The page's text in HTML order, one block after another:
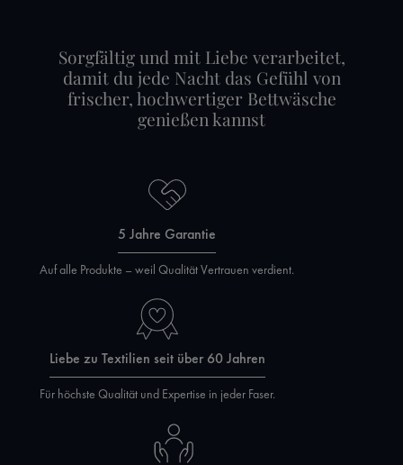
Sorgfältig und mit Liebe verarbeitet,
damit du jede Nacht das Gefühl von
frischer, hochwertiger Bettwäsche
genießen kannst
5 Jahre Garantie
Auf alle Produkte – weil Qualität Vertrauen verdient.
Liebe zu Textilien seit über 60 Jahren
Für höchste Qualität und Expertise in jeder Faser.